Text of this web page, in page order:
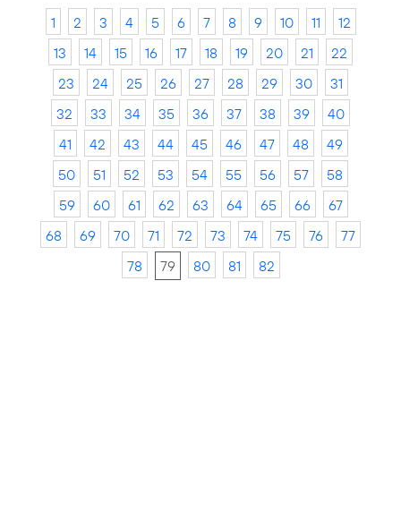
1 2 3 4 5 6 7 8 9 10 11
12
13
14 15 16 17 18 19 20 21
22
23
24 25 26 27 28 29 30
31
32
33 34 35 36 37 38 39
40
41
42 43 44 45 46 47 48
49
50
51 52 53 54 55 56 57
58
59
60 61 62 63 64 65 66
67
68
69 70 71 72 73 74 75 76
77
78
79 80 81 82